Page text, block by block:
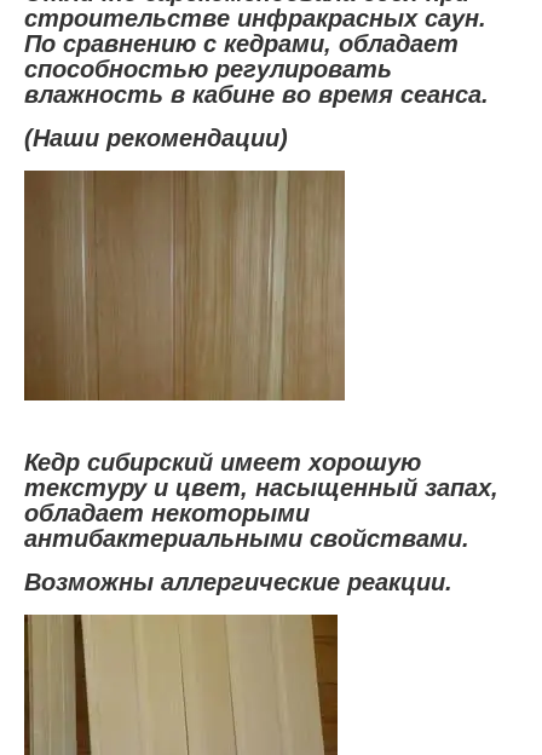
строительстве инфракрасных саун.
По сравнению с кедрами, обладает
способностью регулировать
влажность в кабине во время сеанса.
(Наши рекомендации)
Кедр сибирский имеет хорошую
текстуру и цвет, насыщенный запах,
обладает некоторыми
антибактериальными свойствами.
Возможны аллергические реакции.